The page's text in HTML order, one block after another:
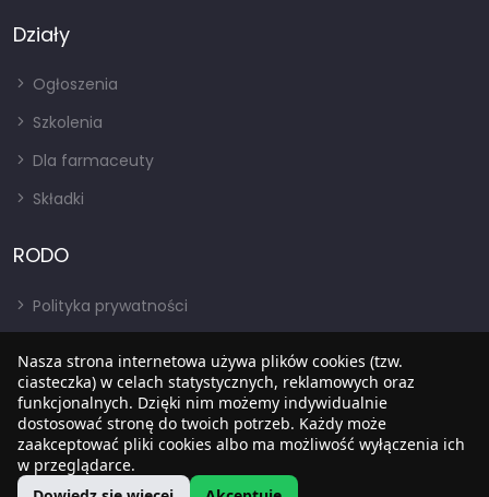
Działy
Ogłoszenia
Szkolenia
Dla farmaceuty
Składki
RODO
Polityka prywatności
RODO
BIP
Nasza strona internetowa używa plików cookies (tzw.
ciasteczka) w celach statystycznych, reklamowych oraz
funkcjonalnych. Dzięki nim możemy indywidualnie
dostosować stronę do twoich potrzeb. Każdy może
zaakceptować pliki cookies albo ma możliwość wyłączenia ich
w przeglądarce.